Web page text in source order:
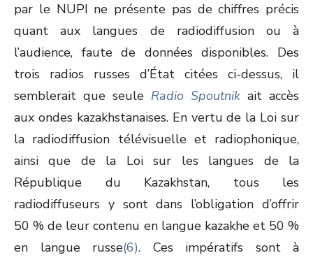
par le NUPI ne présente pas de chiffres précis
quant aux langues de radiodiffusion ou à
l’audience, faute de données disponibles. Des
trois radios russes d’État citées ci-dessus, il
semblerait que seule Radio Spoutnik ait accès
aux ondes kazakhstanaises. En vertu de la Loi sur
la radiodiffusion télévisuelle et radiophonique,
ainsi que de la Loi sur les langues de la
République du Kazakhstan, tous les
radiodiffuseurs y sont dans l’obligation d’offrir
50 % de leur contenu en langue kazakhe et 50 %
en langue russe(6). Ces impératifs sont à